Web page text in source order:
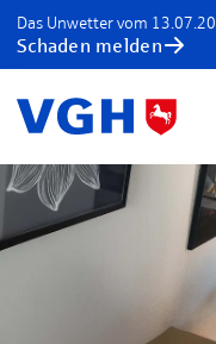
Das Unwetter vom
Schaden melden